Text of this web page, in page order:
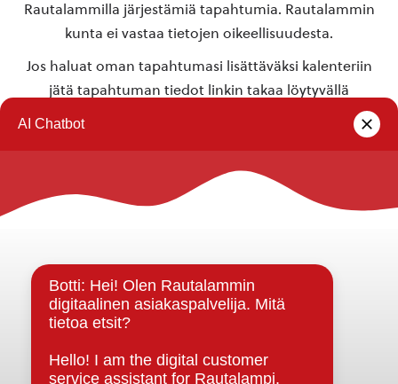
Rautalammilla järjestämiä tapahtumia. Rautalammin
kunta ei vastaa tietojen oikeellisuudesta.
Jos haluat oman tapahtumasi lisättäväksi kalenteriin
jätä tapahtuman tiedot linkin takaa löytyvällä
Rautalammin kunta
Strategiat, ohjelmat, ohjeet, suunnitelmat, säännöt ja
sopimukset
Asiakirjajulkisuuskuvaus
Evästeet
Saavutettavuusseloste